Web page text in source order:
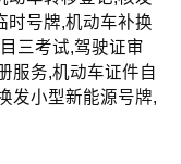
时号牌,机动车补换
三考试,驾驶证审
服务,机动车证件自
发小型新能源号牌,